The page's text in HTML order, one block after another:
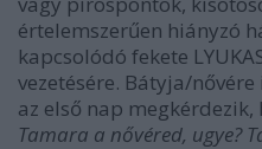
értelemszerűen hiányzó
kapcsolódó fekete
vezetésére. Bátyja/
az első nap megkérdezik,
Tamara a nővéred, ugye?